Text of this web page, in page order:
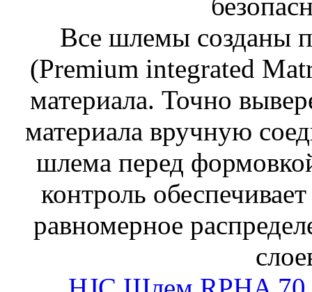
Все шлемы созданы
(Premium integrated
материала. Точно
материала вручную
шлема перед
контроль
равномерное